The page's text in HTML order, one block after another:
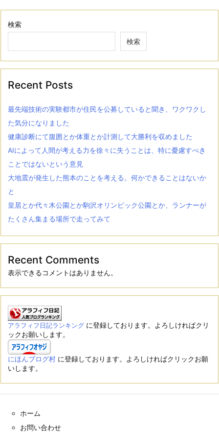
検索
検索
Recent Posts
最先端技術の実験都市が住民を公募していると聞き、ワクワクし
た気分になりました
健康診断にて腹囲とか体重とか計測して大勝利を収めました
AIによって人間が考える力を徐々に失うことは、特に憂慮すべき
ことではないという意見
大地震が発生した熊本のことを考える。何かできることはないか
と
皇居とか代々木公園とか駒沢オリンピック公園とか、ランナーが
たくさん集まる場所で走ってみて
Recent Comments
表示できるコメントはありません。
アラフィフ日記ランキング に登録しております。よろしければクリ
ックお願いします。
にほんブログ村 に登録しております。よろしければクリックお願
いします。
ホーム
お問い合わせ